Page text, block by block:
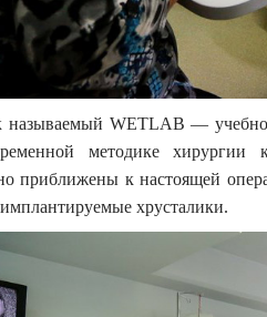
называемый WETLАB —
методике хирургии
приближены к настоящей
хрусталики.